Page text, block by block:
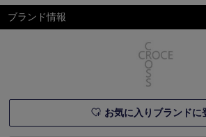
大人が選ぶべきは、素肌に心
地よいサマーカシミヤ。陽光
ブランド情報
お気に入りブランドに